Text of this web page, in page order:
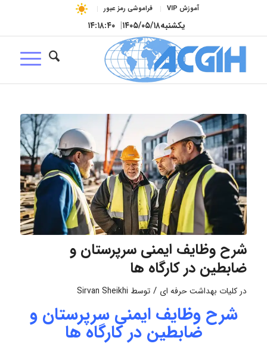
آموزش VIP فراموشی رمز عبور
یکشنبه۱۴۰۵/۰۵/۱۸| ۱۴:۱۸:۴۱
شرح وظایف ایمنی سرپرستان و
ضابطین در کارگاه ها
در کلیات بهداشت حرفه ای / توسط Sirvan Sheikhi
شرح وظایف ایمنی سرپرستان و
ضابطین در کارگاه ها